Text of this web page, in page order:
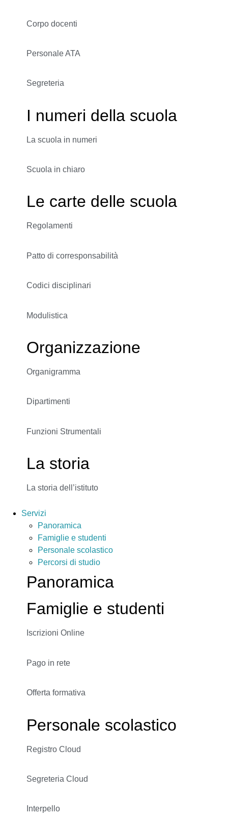
Corpo docenti
Personale ATA
Segreteria
I numeri della scuola
La scuola in numeri
Scuola in chiaro
Le carte delle scuola
Regolamenti
Patto di corresponsabilità
Codici disciplinari
Modulistica
Organizzazione
Organigramma
Dipartimenti
Funzioni Strumentali
La storia
La storia dell’istituto
Servizi
Panoramica
Famiglie e studenti
Personale scolastico
Percorsi di studio
Panoramica
Famiglie e studenti
Iscrizioni Online
Pago in rete
Offerta formativa
Personale scolastico
Registro Cloud
Segreteria Cloud
Interpello